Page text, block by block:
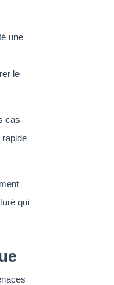
une
le
cas
rapide
qui